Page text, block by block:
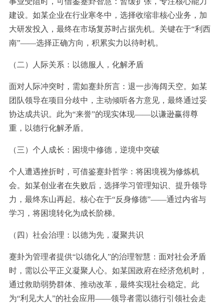
建设。如某企业在行业寒冬中，选择收缩非核心业务，加
大研发投入，最终在市场复苏时占据先机。关键在于“利西
南”——选择正确方向，积累实力以待时机。
（二）人际关系：以德服人，化解矛盾
面对人际冲突时，需如蹇卦所言：退一步海阔天空。如某
团队领导在项目分歧中，主动倾听各方意见，最终通过妥
协达成共识。此为“来誉”的现实体现——以谦逊赢得尊
重，以德行化解矛盾。
（三）个人成长：困境中修德，逆境中突破
个人遭遇挫折时，可借鉴蹇卦哲学：将困境视为修炼机
会。如某创业者在失败后，选择学习管理知识、提升领导
力，最终东山再起。核心在于“反身修德”——通过内省与
学习，将困境转化为成长阶梯。
（四）社会治理：以德为先，凝聚共识
蹇卦为管理者提供“以德化人”的治理智慧：面对社会矛盾
时，需以公平正义凝聚人心。如某国政府在经济危机时，
通过救助弱势群体、推动改革，最终实现社会稳定。此
为“利见大人”的社会应用——领导者需以德行引领社会走